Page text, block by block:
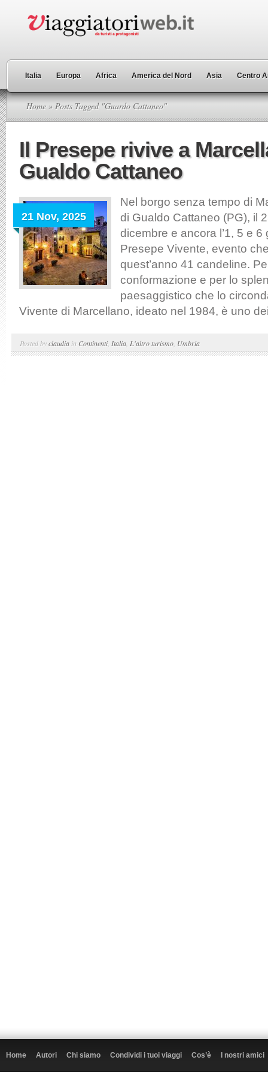
Italia Europa Africa America del Nord Asia Centro
Home » Posts Tagged "Guardo Cattaneo"
Il Presepe rivive a
Gualdo Cattaneo
21 Nov, 2025
Nel borgo senza tempo di
di Gualdo Cattaneo (PG), il
dicembre e ancora l’1, 5 e 6
Presepe Vivente, evento
quest’anno 41 candeline.
conformazione e per lo
paesaggistico che lo
Vivente di Marcellano, ideato nel 1984, è uno
Posted byclaudia in Continenti, Italia L'altro turismo Umbria
Home Autori Chi siamo Condividi i tuoi viaggi Cos’è I nostri amici